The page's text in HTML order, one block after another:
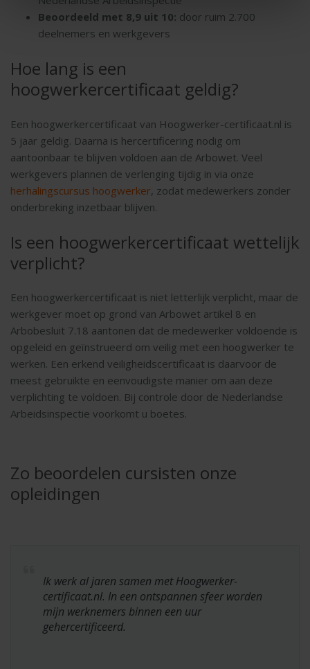
Beoordeeld met 8,9 uit 10: door ruim 2.700
deelnemers en werkgevers
Hoe lang is een
hoogwerkercertificaat geldig?
Een hoogwerkercertificaat van Hoogwerker-certificaat.nl is
5 jaar geldig. Daarna is hercertificering nodig om
aantoonbaar te blijven voldoen aan de Arbowet. Veel
werkgevers plannen de verlenging tijdig in via onze
herhalingscursus hoogwerker, zodat medewerkers zonder
onderbreking inzetbaar blijven.
Is een hoogwerkercertificaat wettelijk
verplicht?
Een hoogwerkercertificaat is niet letterlijk verplicht, maar de
werkgever moet op grond van Arbowet artikel 8 en
Arbobesluit 7.18 aantonen dat de medewerker voldoende is
opgeleid en geïnstrueerd om veilig met een hoogwerker te
werken. Een erkend veiligheidscertificaat is daarvoor de
meest gebruikte en eenvoudigste manier om aan deze
verplichting te voldoen. Bij controle door de Nederlandse
Arbeidsinspectie voorkomt u boetes.
Zo beoordelen cursisten onze
opleidingen
Ik werk al jaren samen met Hoogwerker-
certificaat.nl. In een ontspannen sfeer worden
mijn werknemers binnen een uur
gehercertificeerd.